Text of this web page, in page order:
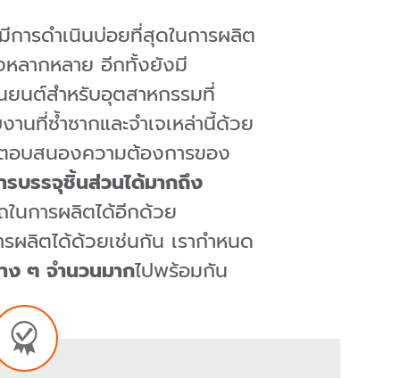
การดำเนินบ่อยที่สุดในการผลิต
หลากหลาย อีกทั้งยังมี
นต์สำหรับอุตสาหกรรมที่
นที่ซ้ำซากและจำเจเหล่านี้ด้วย
อบสนองความต้องการของ
รบรรจุชิ้นส่วนได้มากถึง
นการผลิตได้อีกด้วย
รผลิตได้ด้วยเช่นกัน เรากำหนด
ง ๆ จำนวนมากไปพร้อมกัน